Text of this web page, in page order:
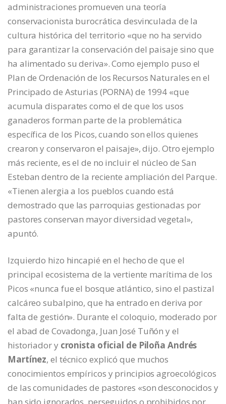
administraciones promueven una teoría
conservacionista burocrática desvinculada de la
cultura histórica del territorio «que no ha servido
para garantizar la conservación del paisaje sino que
ha alimentado su deriva». Como ejemplo puso el
Plan de Ordenación de los Recursos Naturales en el
Principado de Asturias (PORNA) de 1994 «que
acumula disparates como el de que los usos
ganaderos forman parte de la problemática
específica de los Picos, cuando son ellos quienes
crearon y conservaron el paisaje», dijo. Otro ejemplo
más reciente, es el de no incluir el núcleo de San
Esteban dentro de la reciente ampliación del Parque.
«Tienen alergia a los pueblos cuando está
demostrado que las parroquias gestionadas por
pastores conservan mayor diversidad vegetal»,
apuntó.
Izquierdo hizo hincapié en el hecho de que el
principal ecosistema de la vertiente marítima de los
Picos «nunca fue el bosque atlántico, sino el pastizal
calcáreo subalpino, que ha entrado en deriva por
falta de gestión». Durante el coloquio, moderado por
el abad de Covadonga, Juan José Tuñón y el
historiador y cronista oficial de Piloña Andrés
Martínez, el técnico explicó que muchos
conocimientos empíricos y principios agroecológicos
de las comunidades de pastores «son desconocidos y
han sido ignorados, perseguidos o prohibidos por